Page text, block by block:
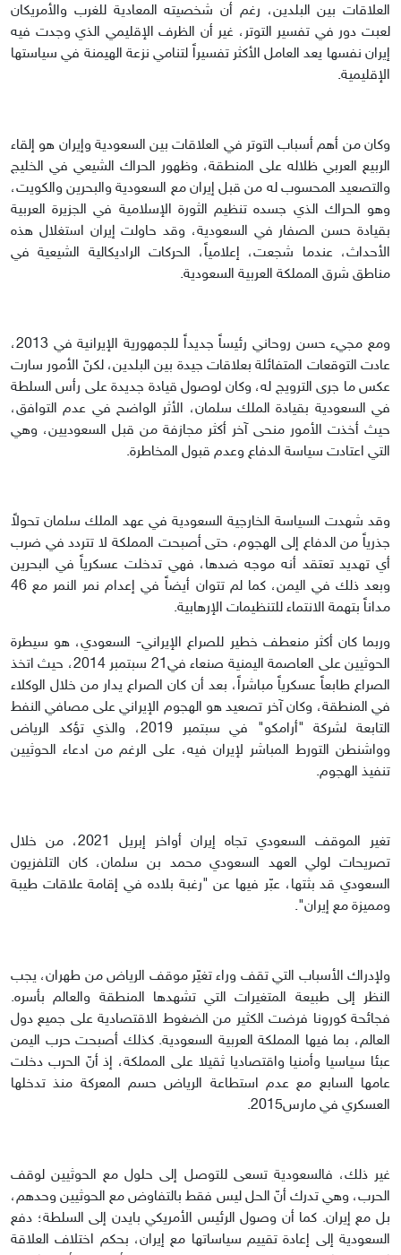
العلاقات بين البلدين، رغم أن شخصيته المعادية للغرب والأمريكان
لعبت دور في تفسير التوتر، غير أن الظرف الإقليمي الذي وجدت فيه
إيران نفسها يعد العامل الأكثر تفسيراً لتنامي نزعة الهيمنة في سياستها
الإقليمية.
وكان من أهم أسباب التوتر في العلاقات بين السعودية وإيران هو إلقاء
الربيع العربي ظلاله على المنطقة، وظهور الحراك الشيعي في الخليج
والتصعيد المحسوب له من قبل إيران مع السعودية والبحرين والكويت،
وهو الحراك الذي جسده تنظيم الثورة الإسلامية في الجزيرة العربية
بقيادة حسن الصفار في السعودية، وقد حاولت إيران استغلال هذه
الأحداث، عندما شجعت، إعلامياً، الحركات الراديكالية الشيعية في
مناطق شرق المملكة العربية السعودية.
ومع مجيء حسن روحاني رئيساً جديداً للجمهورية الإيرانية في 2013،
عادت التوقعات المتفائلة بعلاقات جيدة بين البلدين، لكنّ الأمور سارت
عكس ما جرى الترويج له، وكان لوصول قيادة جديدة على رأس السلطة
في السعودية بقيادة الملك سلمان، الأثر الواضح في عدم التوافق،
حيث أخذت الأمور منحى آخر أكثر مجازفة من قبل السعوديين، وهي
التي اعتادت سياسة الدفاع وعدم قبول المخاطرة.
وقد شهدت السياسة الخارجية السعودية في عهد الملك سلمان تحولاً
جذرياً من الدفاع إلى الهجوم، حتى أصبحت المملكة لا تتردد في ضرب
أي تهديد تعتقد أنه موجه ضدها، فهي تدخلت عسكرياً في البحرين
وبعد ذلك في اليمن، كما لم تتوان أيضاً في إعدام نمر النمر مع 46
مداناً بتهمة الانتماء للتنظيمات الإرهابية.
وربما كان أكثر منعطف خطير للصراع الإيراني- السعودي، هو سيطرة
الحوثيين على العاصمة اليمنية صنعاء في21 سبتمبر 2014، حيث اتخذ
الصراع طابعاً عسكرياً مباشراً، بعد أن كان الصراع يدار من خلال الوكلاء
في المنطقة، وكان آخر تصعيد هو الهجوم الإيراني على مصافي النفط
التابعة لشركة "أرامكو" في سبتمبر 2019، والذي تؤكد الرياض
وواشنطن التورط المباشر لإيران فيه، على الرغم من ادعاء الحوثيين
تنفيذ الهجوم.
تغير الموقف السعودي تجاه إيران أواخر إبريل 2021، من خلال
تصريحات لولي العهد السعودي محمد بن سلمان، كان التلفزيون
السعودي قد بثتها، عبّر فيها عن "رغبة بلاده في إقامة علاقات طيبة
ومميزة مع إيران".
ولإدراك الأسباب التي تقف وراء تغيّر موقف الرياض من طهران، يجب
النظر إلى طبيعة المتغيرات التي تشهدها المنطقة والعالم بأسره.
فجائحة كورونا فرضت الكثير من الضغوط الاقتصادية على جميع دول
العالم، بما فيها المملكة العربية السعودية. كذلك أصبحت حرب اليمن
عبئا سياسيا وأمنيا واقتصاديا ثقيلا على المملكة، إذ أنّ الحرب دخلت
عامها السابع مع عدم استطاعة الرياض حسم المعركة منذ تدخلها
العسكري في مارس2015.
غير ذلك، فالسعودية تسعى للتوصل إلى حلول مع الحوثيين لوقف
الحرب، وهي تدرك أنّ الحل ليس فقط بالتفاوض مع الحوثيين وحدهم،
بل مع إيران. كما أن وصول الرئيس الأمريكي بايدن إلى السلطة؛ دفع
السعودية إلى إعادة تقييم سياساتها مع إيران، بحكم اختلاف العلاقة